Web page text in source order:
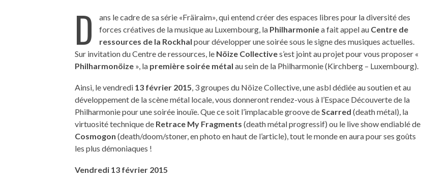
D
ans le cadre de sa série «Fräiraim», qui entend créer des espaces libres pour la diversité des
forces créatives de la musique au Luxembourg, la Philharmoniea fait appel au Centre de
ressources de la Rockhal pour développer une soirée sous le signe des musiques actuelles.
Sur invitation du Centre de ressources, le Nöize Collectives’est joint au projet pour vous proposer «
Philharmonöize », la première soirée métal au sein de la Philharmonie (Kirchberg – Luxembourg).
Ainsi, le vendredi 13 février 2015, 3 groupes du Nöize Collective, une asbl dédiée au soutien et au
développement de la scène métal locale, vous donneront rendez-vous à l’Espace Découverte de la
Philharmonie pour une soirée inouïe. Que ce soit l’implacable groove deScarred (death métal), la
virtuosité technique de Retrace My Fragments (death métal progressif) ou le live show endiablé de
Cosmogon (death/doom/stoner, en photo en haut de l’article), tout le monde en aura pour ses goûts
les plus démoniaques !
Vendredi 13 février 2015